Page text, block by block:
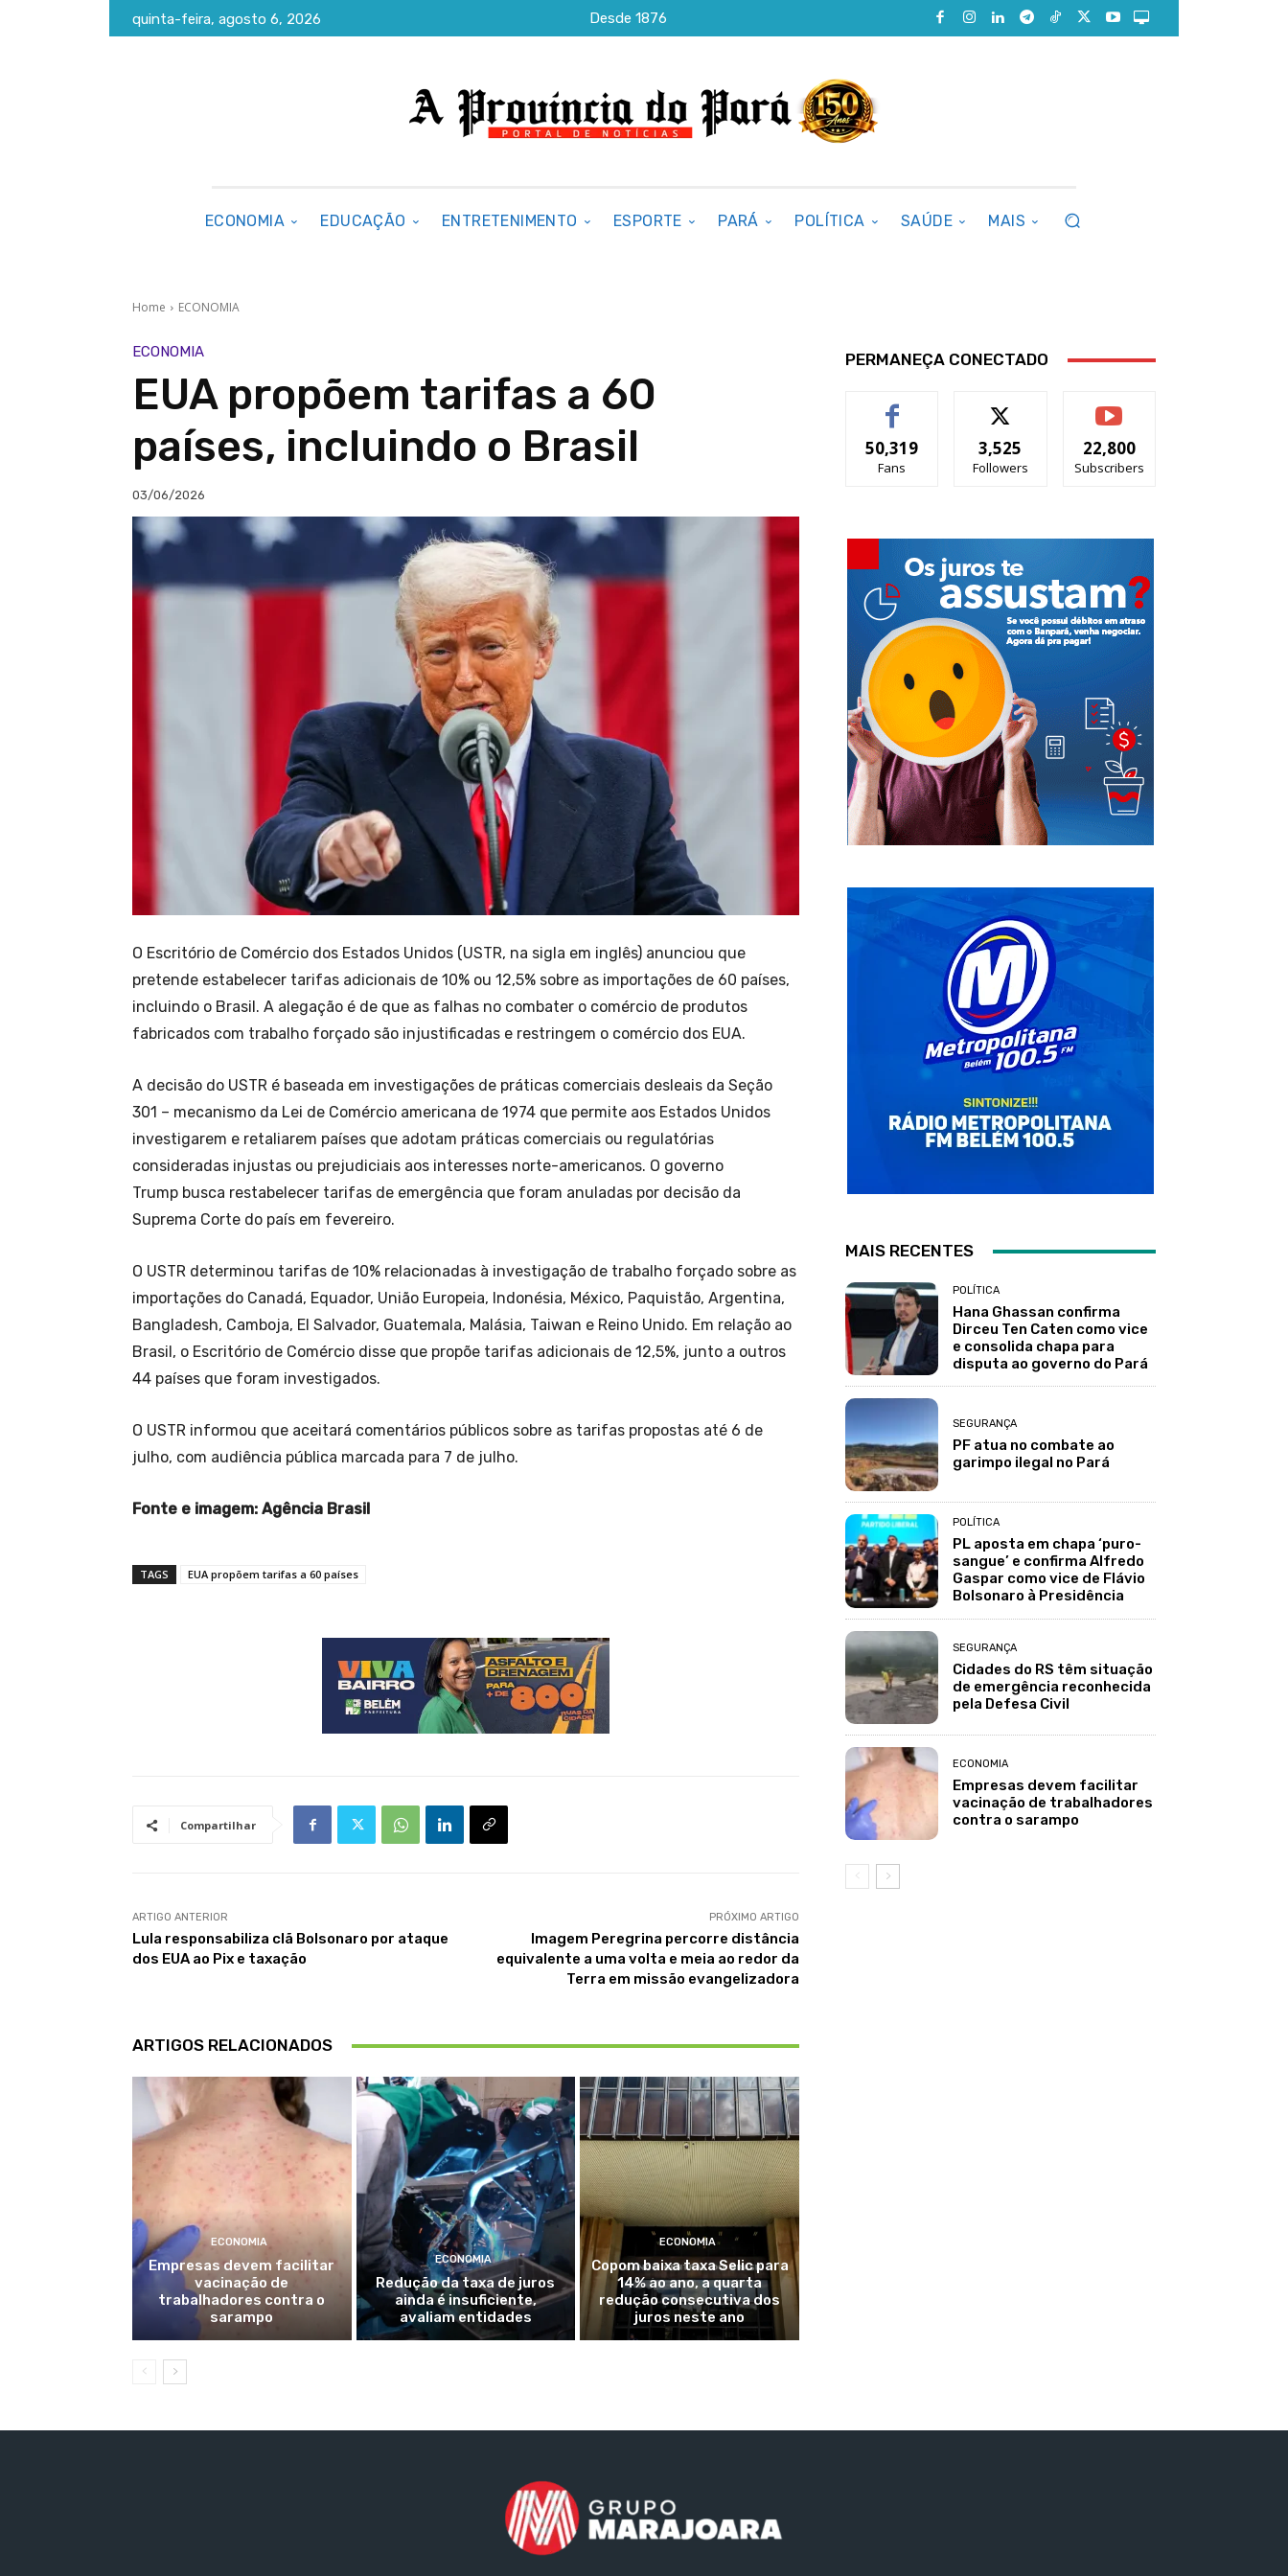
quinta-feira, agosto 6, 2026 Desde 1876
ECONOMIA EDUCAÇÃO ENTRETENIMENTO ESPORTE PARÁ POLÍTICA SAÚDE MAIS
Home ECONOMIA
ECONOMIA
EUA propõem tarifas a 60
países, incluindo o Brasil
03/06/2026
O Escritório de Comércio dos Estados Unidos (USTR, na sigla em inglês) anunciou que
pretende estabelecer tarifas adicionais de 10% ou 12,5% sobre as importações de 60 países,
incluindo o Brasil. A alegação é de que as falhas no combater o comércio de produtos
fabricados com trabalho forçado são injustificadas e restringem o comércio dos EUA.
A decisão do USTR é baseada em investigações de práticas comerciais desleais da Seção
301 – mecanismo da Lei de Comércio americana de 1974 que permite aos Estados Unidos
investigarem e retaliarem países que adotam práticas comerciais ou regulatórias
consideradas injustas ou prejudiciais aos interesses norte-americanos. O governo
Trump busca restabelecer tarifas de emergência que foram anuladas por decisão da
Suprema Corte do país em fevereiro.
O USTR determinou tarifas de 10% relacionadas à investigação de trabalho forçado sobre as
importações do Canadá, Equador, União Europeia, Indonésia, México, Paquistão, Argentina,
Bangladesh, Camboja, El Salvador, Guatemala, Malásia, Taiwan e Reino Unido. Em relação ao
Brasil, o Escritório de Comércio disse que propõe tarifas adicionais de 12,5%, junto a outros
44 países que foram investigados.
O USTR informou que aceitará comentários públicos sobre as tarifas propostas até 6 de
julho, com audiência pública marcada para 7 de julho.
Fonte e imagem: Agência Brasil
TAGS EUA propõem tarifas a 60 países
Compartilhar
ARTIGO ANTERIOR
Lula responsabiliza clã Bolsonaro por ataque
dos EUA ao Pix e taxação
PRÓXIMO ARTIGO
Imagem Peregrina percorre distância
equivalente a uma volta e meia ao redor da
Terra em missão evangelizadora
ARTIGOS RELACIONADOS
ECONOMIA
Empresas devem facilitar
vacinação de
trabalhadores contra o
sarampo
ECONOMIA
Redução da taxa de juros
ainda é insuficiente,
avaliam entidades
ECONOMIA
Copom baixa taxa Selic para
14% ao ano, a quarta
redução consecutiva dos
juros neste ano
PERMANEÇA CONECTADO
50,319
Fans
3,525
Followers
22,800
Subscribers
MAIS RECENTES
POLÍTICA
Hana Ghassan confirma
Dirceu Ten Caten como vice
e consolida chapa para
disputa ao governo do Pará
SEGURANÇA
PF atua no combate ao
garimpo ilegal no Pará
POLÍTICA
PL aposta em chapa ‘puro-
sangue’ e confirma Alfredo
Gaspar como vice de Flávio
Bolsonaro à Presidência
SEGURANÇA
Cidades do RS têm situação
de emergência reconhecida
pela Defesa Civil
ECONOMIA
Empresas devem facilitar
vacinação de trabalhadores
contra o sarampo